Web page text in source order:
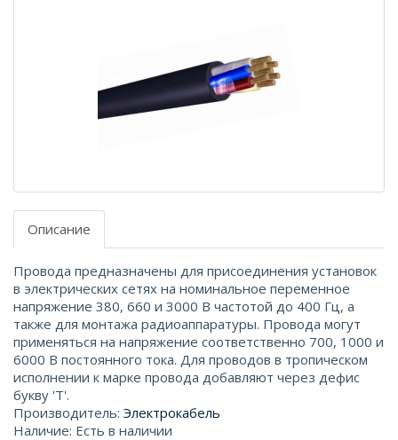
Описание
Провода предназначены для присоединения установок
в электрических сетях на номинальное переменное
напряжение 380, 660 и 3000 В частотой до 400 Гц, а
также для монтажа радиоаппаратуры. Провода могут
применяться на напряжение соответственно 700, 1000 и
6000 В постоянного тока. Для проводов в тропическом
исполнении к марке провода добавляют через дефис
букву 'Т'.
Производитель: Электрокабель
Наличие: Есть в наличии